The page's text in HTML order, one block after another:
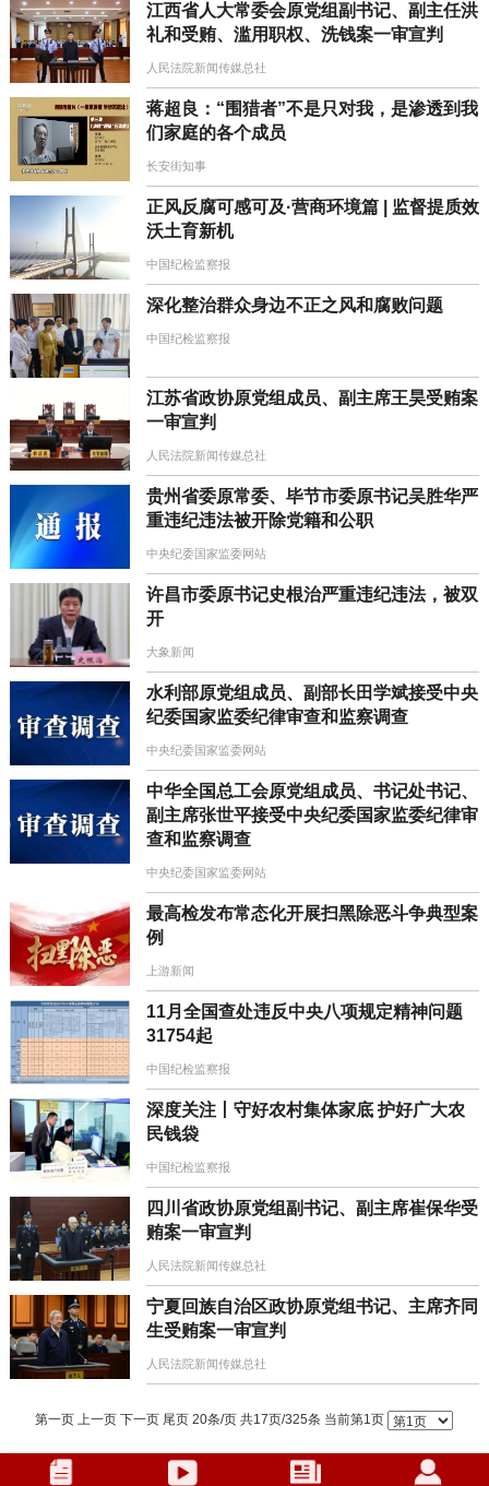
江西省人大常委会原党组副书记、副主任洪
礼和受贿、滥用职权、洗钱案一审宣判
人民法院新闻传媒总社
蒋超良：“围猎者”不是只对我，是渗透到我
们家庭的各个成员
长安街知事
正风反腐可感可及·营商环境篇 | 监督提质效
沃土育新机
中国纪检监察报
深化整治群众身边不正之风和腐败问题
中国纪检监察报
江苏省政协原党组成员、副主席王昊受贿案
一审宣判
人民法院新闻传媒总社
贵州省委原常委、毕节市委原书记吴胜华严
重违纪违法被开除党籍和公职
中央纪委国家监委网站
许昌市委原书记史根治严重违纪违法，被双
开
大象新闻
水利部原党组成员、副部长田学斌接受中央
纪委国家监委纪律审查和监察调查
中央纪委国家监委网站
中华全国总工会原党组成员、书记处书记、
副主席张世平接受中央纪委国家监委纪律审
查和监察调查
中央纪委国家监委网站
最高检发布常态化开展扫黑除恶斗争典型案
例
上游新闻
11月全国查处违反中央八项规定精神问题
31754起
中国纪检监察报
深度关注丨守好农村集体家底 护好广大农
民钱袋
中国纪检监察报
四川省政协原党组副书记、副主席崔保华受
贿案一审宣判
人民法院新闻传媒总社
宁夏回族自治区政协原党组书记、主席齐同
生受贿案一审宣判
人民法院新闻传媒总社
第一页 上一页下一页 尾页 20条/页 共17页/325条 当前第1页